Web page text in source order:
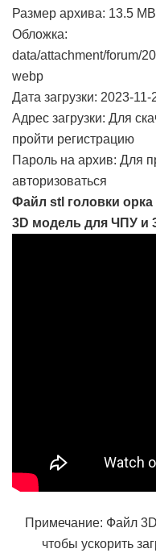
Размер архива: 13.5 MB
Обложка:
data/attachment/forum/
webp
Дата загрузки: 2023-11-
Адрес загрузки: Для
пройти регистрацию
Пароль на архив: Для
авторизоваться
Файл stl головки орка
3D модель для ЧПУ и
Примечание: Файл
чтобы ускорить